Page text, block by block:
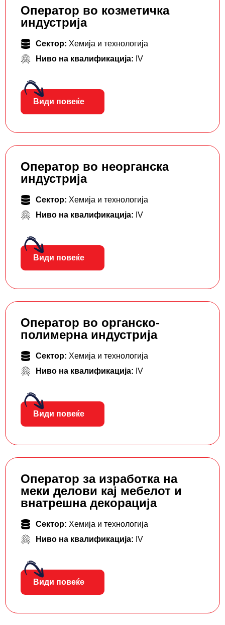
Оператор во козметичка
индустрија
Сектор: Хемија и технологија
Ниво на квалификација: IV
Види повеќе
Оператор во неорганска
индустрија
Сектор: Хемија и технологија
Ниво на квалификација: IV
Види повеќе
Оператор во органско-
полимерна индустрија
Сектор: Хемија и технологија
Ниво на квалификација: IV
Види повеќе
Оператор за изработка на
меки делови кај мебелот и
внатрешна декорација
Сектор: Хемија и технологија
Ниво на квалификација: IV
Види повеќе